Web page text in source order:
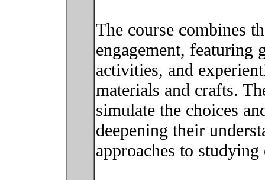
The course combines
engagement, featuring
activities, and
materials and crafts.
simulate the choices
deepening their
approaches to